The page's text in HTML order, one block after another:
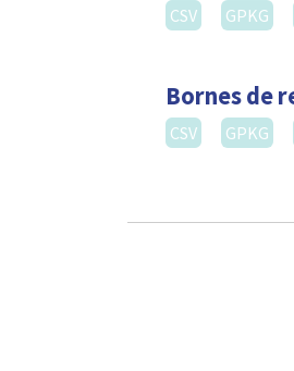
CSV
GPKG
Bornes de
CSV GPKG